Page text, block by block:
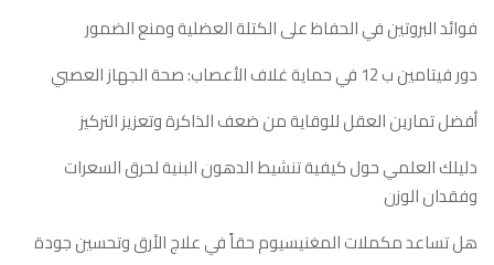
فوائد البروتين في الحفاظ على الكتلة العضلية ومنع الضمور
دور فيتامين ب 12 في حماية غلاف الأعصاب: صحة الجهاز العصبي
أفضل تمارين العقل للوقاية من ضعف الذاكرة وتعزيز التركيز
دليلك العلمي حول كيفية تنشيط الدهون البنية لحرق السعرات
وفقدان الوزن
هل تساعد مكملات المغنيسيوم حقاً في علاج الأرق وتحسين جودة